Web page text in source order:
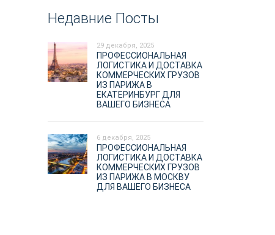
Недавние Посты
29 декабря, 2025
ПРОФЕССИОНАЛЬНАЯ
ЛОГИСТИКА И ДОСТАВКА
КОММЕРЧЕСКИХ ГРУЗОВ
ИЗ ПАРИЖА В
ЕКАТЕРИНБУРГ ДЛЯ
ВАШЕГО БИЗНЕСА
6 декабря, 2025
ПРОФЕССИОНАЛЬНАЯ
ЛОГИСТИКА И ДОСТАВКА
КОММЕРЧЕСКИХ ГРУЗОВ
ИЗ ПАРИЖА В МОСКВУ
ДЛЯ ВАШЕГО БИЗНЕСА